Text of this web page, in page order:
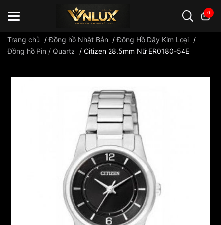
0
Trang chủ /Đồng hồ Nhật Bản /Đông Hồ Dây Kim Loại /
Đồng hồ Pin / Quartz
/ Citizen 28.5mm Nữ ER0180-54E